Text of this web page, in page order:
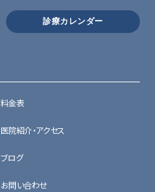
診療カレンダー
料金表
医院紹介・アクセス
ブログ
お問い合わせ